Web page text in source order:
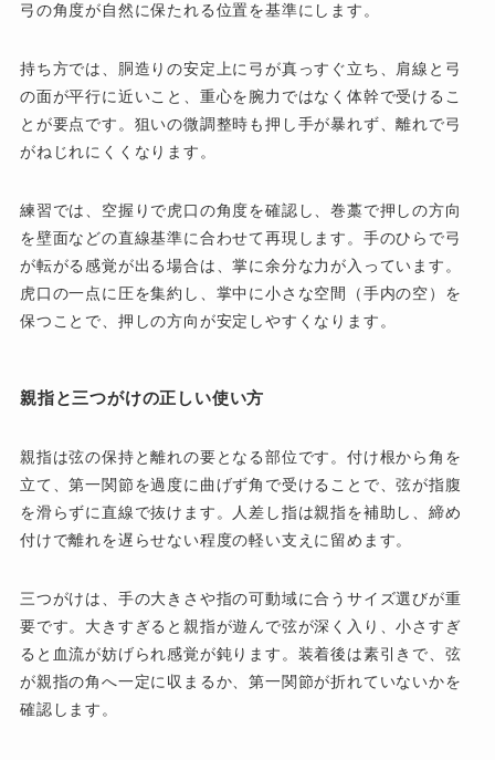
弓の角度が自然に保たれる位置を基準にします。
持ち方では、胴造りの安定上に弓が真っすぐ立ち、肩線と弓
の面が平行に近いこと、重心を腕力ではなく体幹で受けるこ
とが要点です。狙いの微調整時も押し手が暴れず、離れで弓
がねじれにくくなります。
練習では、空握りで虎口の角度を確認し、巻藁で押しの方向
を壁面などの直線基準に合わせて再現します。手のひらで弓
が転がる感覚が出る場合は、掌に余分な力が入っています。
虎口の一点に圧を集約し、掌中に小さな空間（手内の空）を
保つことで、押しの方向が安定しやすくなります。
親指と三つがけの正しい使い方
親指は弦の保持と離れの要となる部位です。付け根から角を
立て、第一関節を過度に曲げず角で受けることで、弦が指腹
を滑らずに直線で抜けます。人差し指は親指を補助し、締め
付けで離れを遅らせない程度の軽い支えに留めます。
三つがけは、手の大きさや指の可動域に合うサイズ選びが重
要です。大きすぎると親指が遊んで弦が深く入り、小さすぎ
ると血流が妨げられ感覚が鈍ります。装着後は素引きで、弦
が親指の角へ一定に収まるか、第一関節が折れていないかを
確認します。